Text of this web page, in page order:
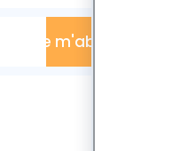
Je m'abonne